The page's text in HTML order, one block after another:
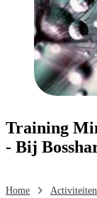
Training
- Bij
Home